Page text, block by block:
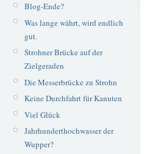
Blog-Ende?
Was lange währt, wird endlich
gut.
Strohner Brücke auf der
Zielgeraden
Die Messerbrücke zu Strohn
Keine Durchfahrt für Kanuten
Viel Glück
Jahrhunderthochwasser der
Wupper?